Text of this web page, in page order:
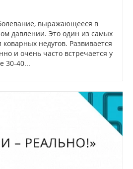
выражающееся в
давлении. Это один из самых
недугов. Развивается
и очень часто встречается у
30-40...